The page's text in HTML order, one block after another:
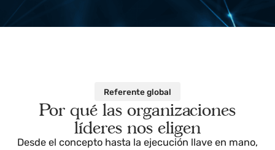
Somos un socio tecnológico que
acompaña todo el ciclo: análisis,
rendimiento real en planta.